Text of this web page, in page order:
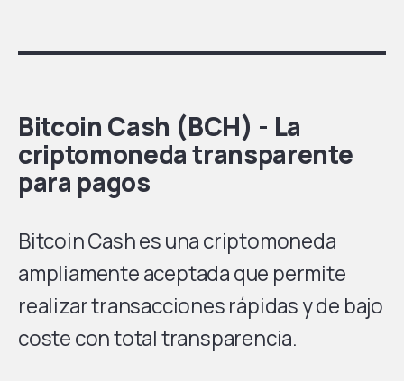
Bitcoin Cash (BCH) - La
criptomoneda transparente
para pagos
Bitcoin Cash es una criptomoneda
ampliamente aceptada que permite
realizar transacciones rápidas y de bajo
coste con total transparencia.